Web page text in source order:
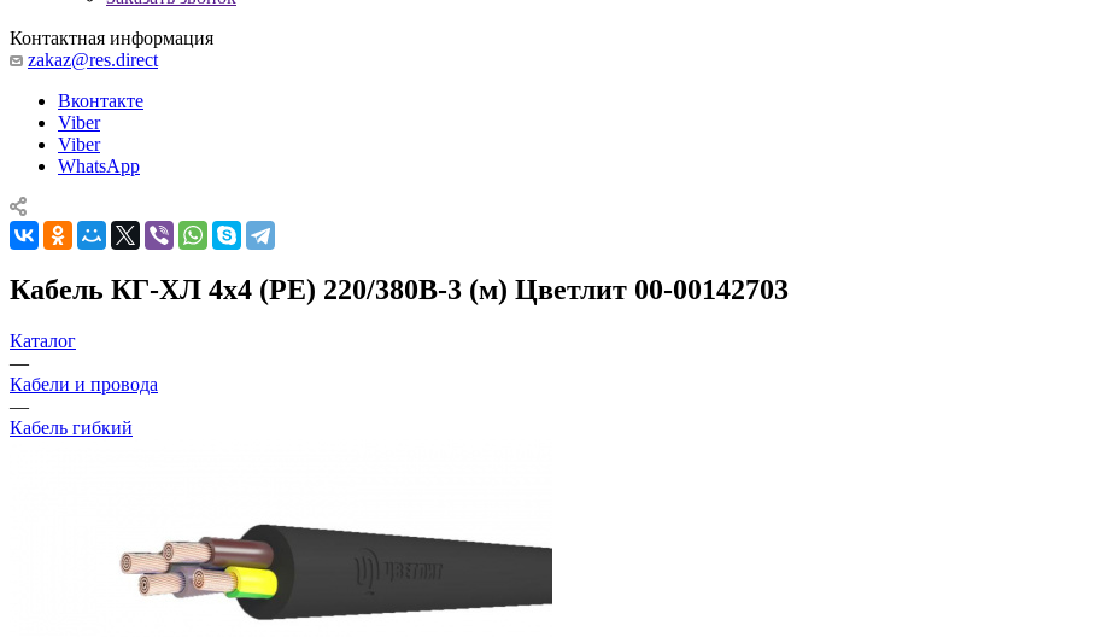
Контактная информация
zakaz@res.direct
Вконтакте
Viber
Viber
WhatsApp
Кабель КГ-ХЛ 4х4 (PE) 220/380В-3 (м) Цветлит 00-00142703
Каталог
—
Кабели и провода
—
Кабель гибкий